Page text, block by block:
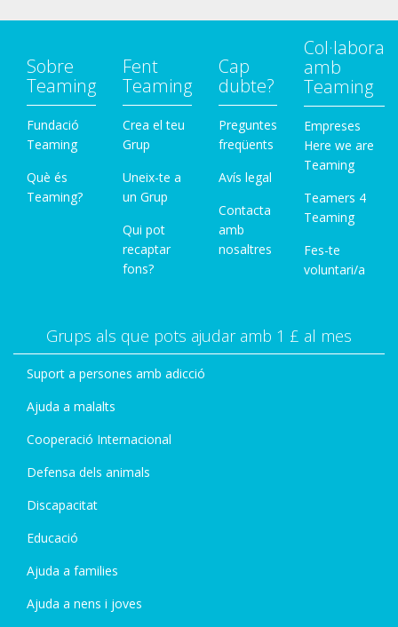
Sobre
Teaming
Fundació
Teaming
Què és
Teaming?
Fent
Teaming
Crea el teu
Grup
Uneix-te a
un Grup
Qui pot
recaptar
fons?
Cap
dubte?
Preguntes
freqüents
Avís legal
Contacta
amb
nosaltres
Col·labora
amb
Teaming
Empreses
Here we are
Teaming
Teamers 4
Teaming
Fes-te
voluntari/a
Grups als que pots ajudar amb 1 £ al mes
Suport a persones amb adicció
Ajuda a malalts
Cooperació Internacional
Defensa dels animals
Discapacitat
Educació
Ajuda a families
Ajuda a nens i joves